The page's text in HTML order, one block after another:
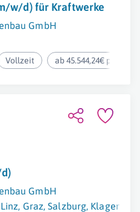
w/d) für Kraftwerke
GmbH
Vollzeit ab 45.544,24€ pro Jahr
GmbH
Linz, Graz,Salzburg, Klagenfurt